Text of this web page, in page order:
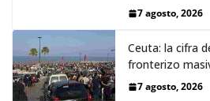
7 agosto, 2026
Ceuta: la cifra
fronterizo
7 agosto, 2026